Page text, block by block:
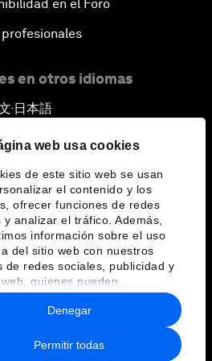
web usa cookies
de este sitio web se usan
el contenido y los
ofrecer funciones de redes
y analizar el tráfico. Además,
información sobre el uso
del sitio web con nuestros
de redes sociales, publicidad y
quienes pueden
con otra información que les
o que hayan
a partir del uso que haya
sus servicios.
Permitir todas
Denegar
en el Foro
en otros idiomas
▪ 日本語